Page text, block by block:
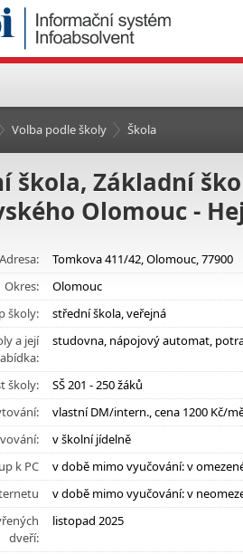
Volba podle školy Škola
škola, Základní
Olomouc -
Adresa:
Tomkova 411/42, Olomouc, 77900
Okres:
Olomouc
školy:
střední škola, veřejná
a její
studovna, nápojový automat,
školy:
SŠ 201 - 250 žáků
vlastní DM/intern., cena 1200 Kč/
v školní jídelně
k PC
v době mimo vyučování: v
v době mimo vyučování: v
dveří:
listopad 2025